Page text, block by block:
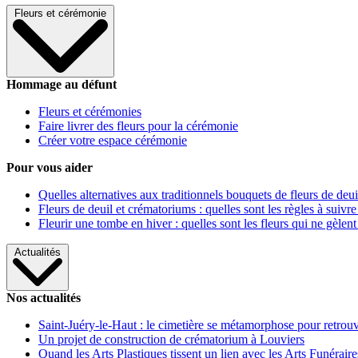
Fleurs et cérémonie
Hommage au défunt
Fleurs et cérémonies
Faire livrer des fleurs pour la cérémonie
Créer votre espace cérémonie
Pour vous aider
Quelles alternatives aux traditionnels bouquets de fleurs de
Fleurs de deuil et crématoriums : quelles sont les règles à
Fleurir une tombe en hiver : quelles sont les fleurs qui ne gèlent
Actualités
Nos actualités
Saint-Juéry-le-Haut : le cimetière se métamorphose pour
Un projet de construction de crématorium à Louviers
Quand les Arts Plastiques tissent un lien avec les Arts